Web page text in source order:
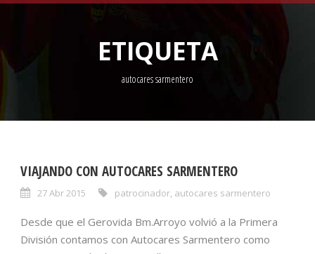
ETIQUETA
autocares sarmentero
VIAJANDO CON AUTOCARES SARMENTERO
27 Abr 2015 patrocinador, autocares sarmentero
Desde que el Gerovida Bm.Arroyo volvió a la Primera
División contamos con Autocares Sarmentero como